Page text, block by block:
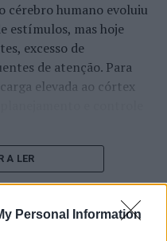
Personal Information
cérebro humano evoluiu
estímulos, mas hoje
excesso de
de atenção. Para
elevada ao córtex
digitais também
de recompensa do
a dificuldade de
Na sua visão,
A LER